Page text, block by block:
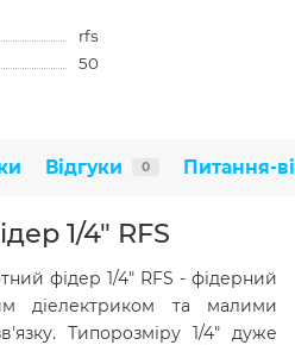
rfs
50
Відгуки 0 Питання-
1/4" RFS
фідер 1/4" RFS - фідерний
діелектриком та малими
Типорозміру 1/4" дуже